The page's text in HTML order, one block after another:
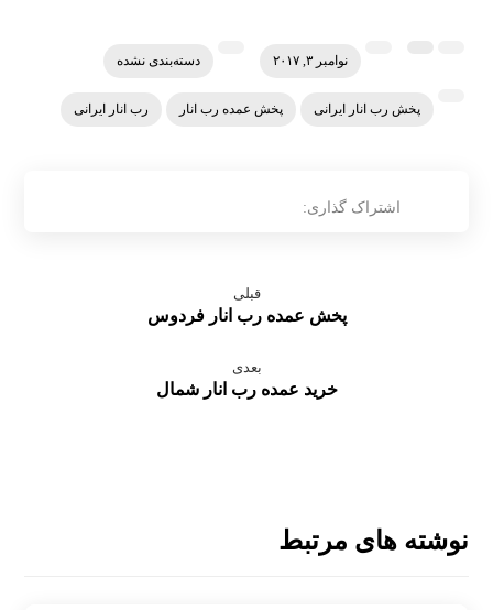
نوامبر ۳, ۲۰۱۷ دسته‌بندی نشده
پخش رب انار ایرانی پخش عمده رب انار رب انار ایرانی
قبلی
پخش عمده رب انار فردوس
بعدی
خرید عمده رب انار شمال
نوشته های مرتبط